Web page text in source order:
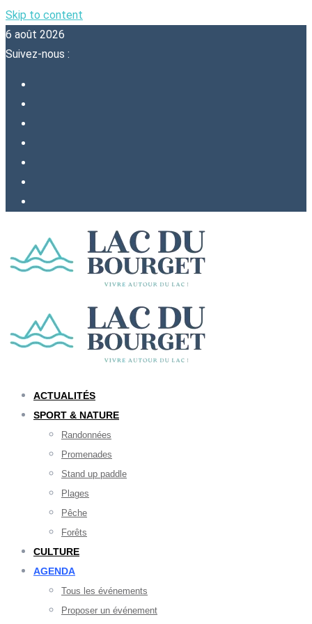
Skip to content
6 août 2026
Suivez-nous :
ACTUALITÉS
SPORT & NATURE
Randonnées
Promenades
Stand up paddle
Plages
Pêche
Forêts
CULTURE
AGENDA
Tous les événements
Proposer un événement